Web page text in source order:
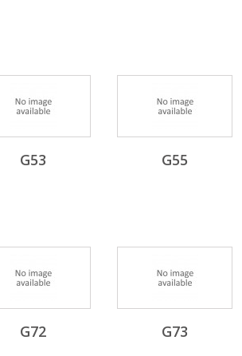
G53 G55
G72 G73